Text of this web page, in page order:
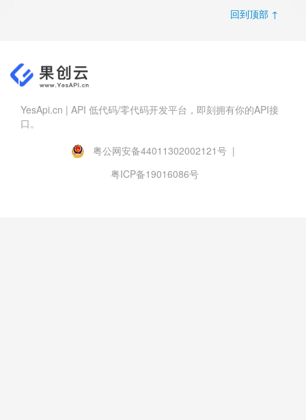
回到顶部 ↑
YesApi.cn | API 低代码/零代码开发平台，即刻拥有你的API接
口。
粤公网安备44011302002121号 |
粤ICP备19016086号